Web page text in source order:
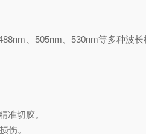
、505nm、530nm等多种波
准切胶。
伤。